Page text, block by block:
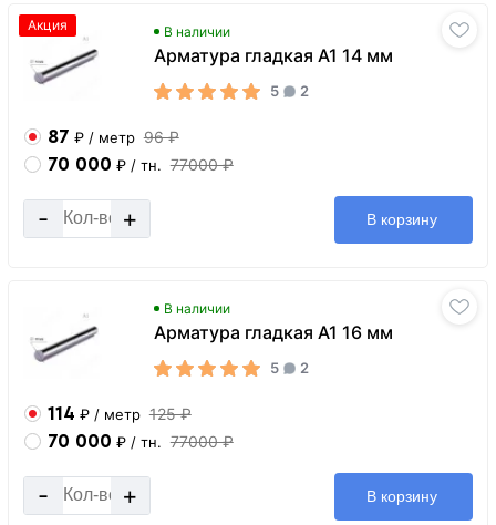
В наличии
Арматура гладкая А1 14 мм
5 2
Акция
87 ₽ / метр 96 ₽
70 000 ₽ / тн. 77000 ₽
- + В корзину
В наличии
Арматура гладкая А1 16 мм
5 2
114 ₽ / метр 125 ₽
70 000 ₽ / тн. 77000 ₽
- + В корзину